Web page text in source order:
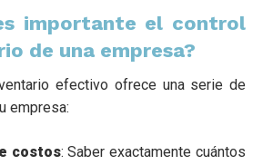
importante el control
de una empresa?
efectivo ofrece una serie de
empresa:
costos: Saber exactamente cuántos